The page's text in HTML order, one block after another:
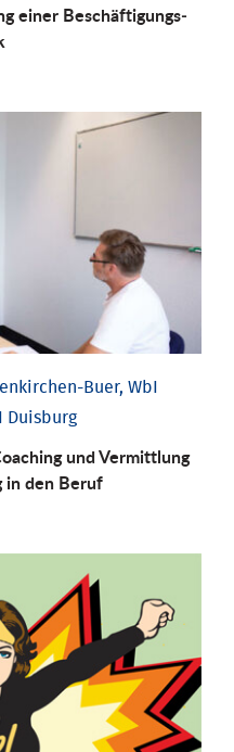
einer Be­schäftigungs­
Buer, WbI
Duisburg
und Vermittlung
in den Beruf